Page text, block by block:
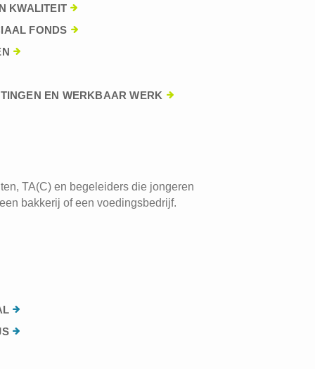
KWALITEIT
FONDS
EN WERKBAAR WERK
TA(C) en begeleiders die jongeren
bakkerij of een voedingsbedrijf.